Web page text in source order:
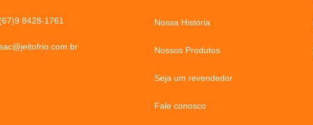
8428-1761 Nossa História
Nossos Produtos
Seja um revendedor
Fale conosco